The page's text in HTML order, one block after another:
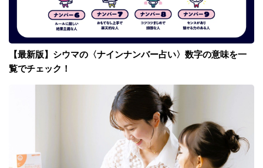
【最新版】シウマの〈ナインナンバー占い〉数字の意味を一
覧でチェック！